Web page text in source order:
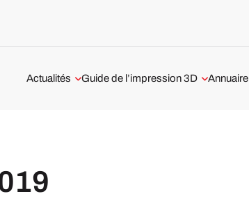
Actualités
Médical et Dentaire
Guide de l’impression 3D Annuaire